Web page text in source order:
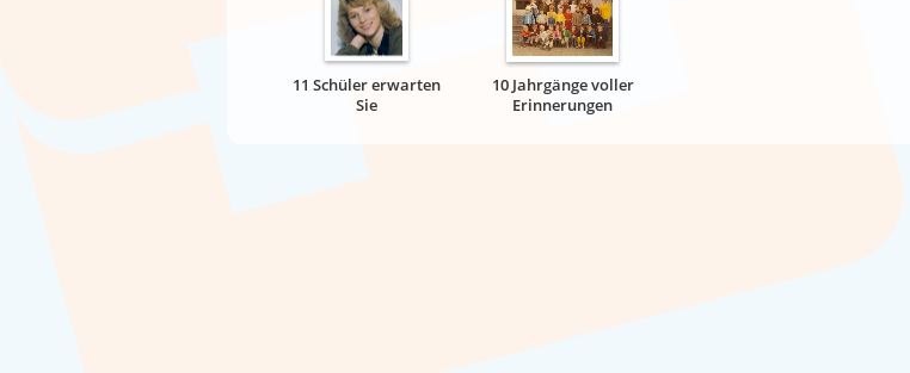
11 Schüler erwarten
Sie
10 Jahrgänge voller
Erinnerungen